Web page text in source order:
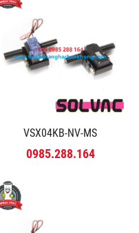
VSX04KB-NV-MS
0985.288.164